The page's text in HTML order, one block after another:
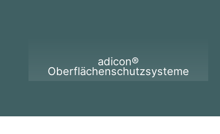
adicon®
Oberflächenschutzsysteme